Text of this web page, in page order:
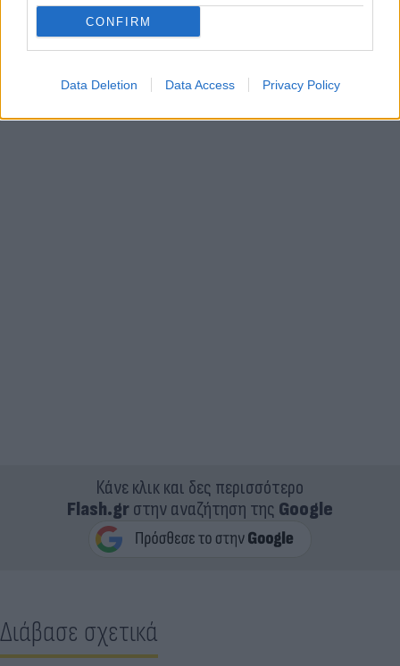
CONFIRM
Data Deletion Data Access Privacy Policy
Κάνε κλικ και δες περισσότερο
Flash.grστην αναζήτηση της Google
Διάβασε σχετικά